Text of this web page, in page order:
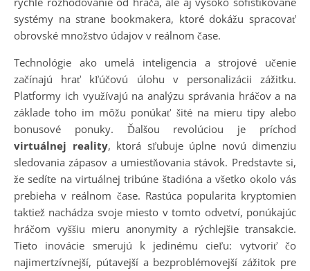
systémy na strane bookmakera, ktoré dokážu spracovať
obrovské množstvo údajov v reálnom čase.
Technológie ako umelá inteligencia a strojové učenie
začínajú hrať kľúčovú úlohu v personalizácii zážitku.
Platformy ich využívajú na analýzu správania hráčov a na
základe toho im môžu ponúkať šité na mieru tipy alebo
bonusové ponuky. Ďalšou revolúciou je príchod
virtuálnej reality, ktorá sľubuje úplne novú dimenziu
sledovania zápasov a umiestňovania stávok. Predstavte si,
že sedíte na virtuálnej tribúne štadióna a všetko okolo vás
prebieha v reálnom čase. Rastúca popularita kryptomien
taktiež nachádza svoje miesto v tomto odvetví, ponúkajúc
hráčom vyššiu mieru anonymity a rýchlejšie transakcie.
Tieto inovácie smerujú k jedinému cieľu: vytvoriť čo
najimertzívnejší, pútavejší a bezproblémovejší zážitok pre